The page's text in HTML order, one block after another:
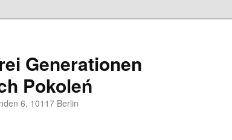
Generationen
Pokoleń
6, 10117 Berlin